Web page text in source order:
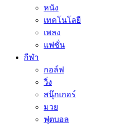
หนัง
เทคโนโลยี
เพลง
แฟชั่น
กีฬา
กอล์ฟ
วิ่ง
สนุ๊กเกอร์
มวย
ฟุตบอล